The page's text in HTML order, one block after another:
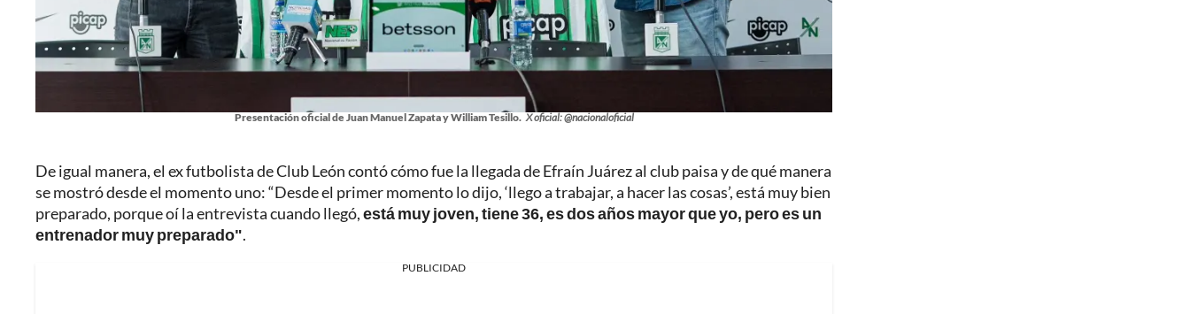
Presentación oficial de Juan Manuel Zapata y William Tesillo. X oficial: @nacionaloficial
De igual manera, el ex futbolista de Club León contó cómo fue la llegada de Efraín Juárez al club paisa y de qué manera
se mostró desde el momento uno: “Desde el primer momento lo dijo, ‘llego a trabajar, a hacer las cosas’, está muy bien
preparado, porque oí la entrevista cuando llegó,está muy joven, tiene 36, es dos años mayor que yo, pero es un
entrenador muy preparado".
PUBLICIDAD